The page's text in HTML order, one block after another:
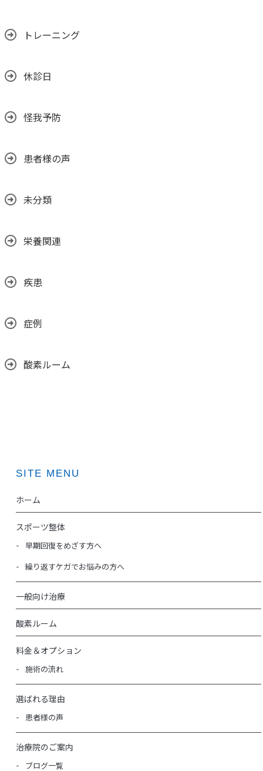
トレーニング
休診日
怪我予防
患者様の声
未分類
栄養関連
疾患
症例
酸素ルーム
SITE MENU
ホーム
スポーツ整体
早期回復をめざす方へ
繰り返すケガでお悩みの方へ
一般向け治療
酸素ルーム
料金＆オプション
施術の流れ
選ばれる理由
患者様の声
治療院のご案内
ブログ一覧